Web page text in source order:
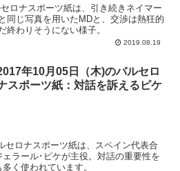
ロナスポーツ紙は、引き続きネイマー
同じ写真を用いたMDと、交渉は熱狂的
終わりそうにない様子。
2019.08.19
年10月05日（木)のバルセロ
スポーツ紙：対話を訴えるピケ
セロナスポーツ紙は、スペイン代表合
ラール･ピケが主役。対話の重要性を
く使われています。